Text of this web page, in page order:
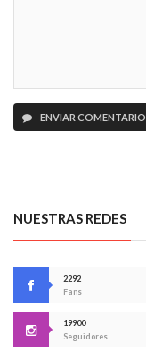
ENVIAR COMENTARIO
NUESTRAS REDES
2292
Fans
19900
Seguidores